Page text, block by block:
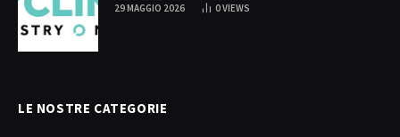
29 MAGGIO 2026 0VIEWS
LE NOSTRE CATEGORIE